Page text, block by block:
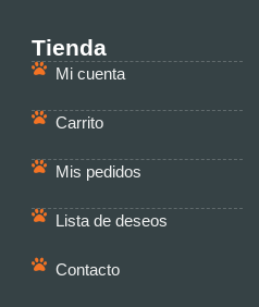
Tienda
Mi cuenta
Carrito
Mis pedidos
Lista de deseos
Contacto